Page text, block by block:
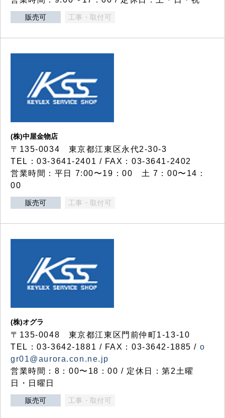
販売可 工事・取付可
(株)中屋金物店
〒135-0034 東京都江東区永代2-30-3
TEL：03-3641-2401 / FAX：03-3641-2402
営業時間：平日 7:00〜19：00 土 7：00〜14：
00
販売可 工事・取付可
(株)オグラ
〒135-0048 東京都江東区門前仲町1-13-10
TEL：03-3642-1881 / FAX：03-3642-1885 / o
gr01@aurora.con.ne.jp
営業時間：8：00〜18：00 / 定休日：第2土曜
日・日曜日
販売可 工事・取付可